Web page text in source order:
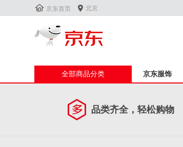
 京东首页  北京
全部商品分类 京东服饰
品类齐全，轻松购物